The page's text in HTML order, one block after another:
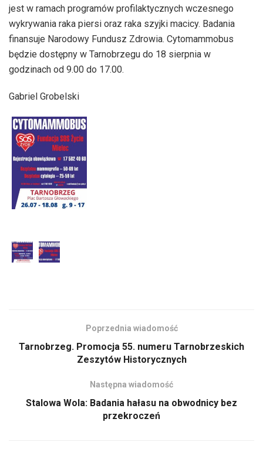
jest w ramach programów profilaktycznych wczesnego
wykrywania raka piersi oraz raka szyjki macicy. Badania
finansuje Narodowy Fundusz Zdrowia. Cytomammobus
będzie dostępny w Tarnobrzegu do 18 sierpnia w
godzinach od 9.00 do 17.00.
Gabriel Grobelski
Poprzednia wiadomość
Tarnobrzeg. Promocja 55. numeru Tarnobrzeskich
Zeszytów Historycznych
Następna wiadomość
Stalowa Wola: Badania hałasu na obwodnicy bez
przekroczeń